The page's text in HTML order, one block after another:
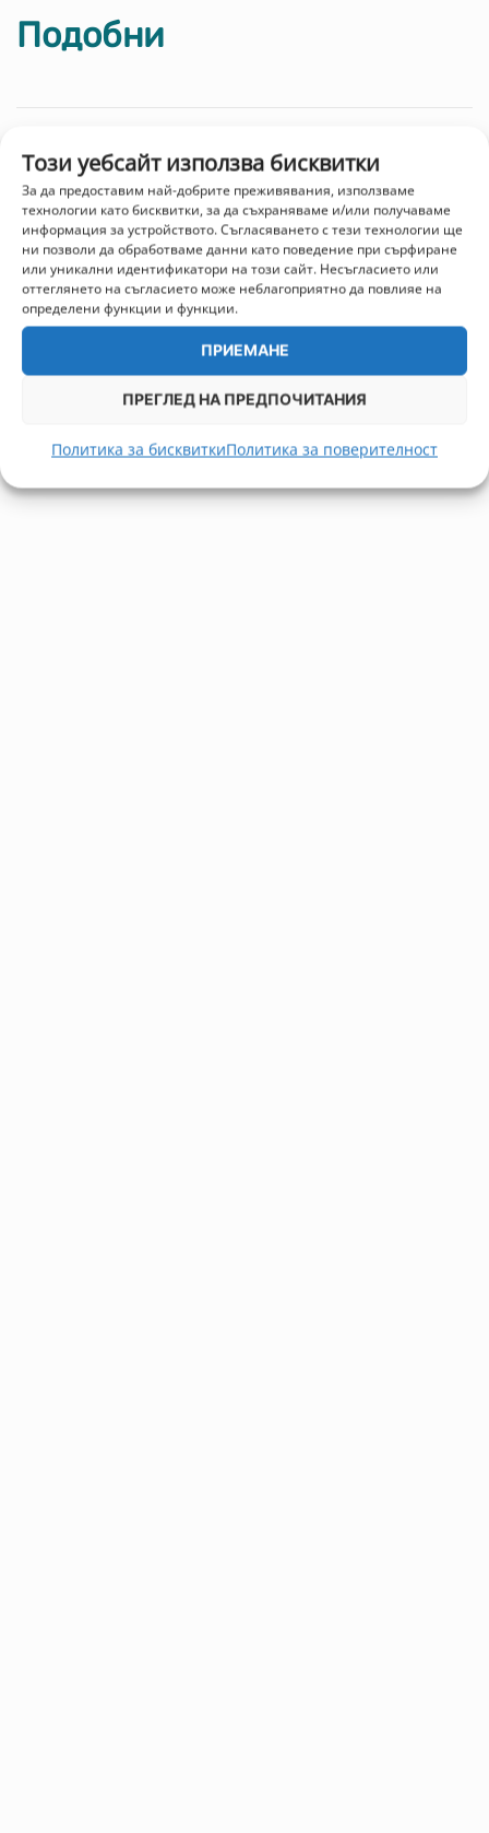
Този уебсайт използва бисквитки
За да предоставим най-добрите преживявания, използваме
технологии като бисквитки, за да съхраняваме и/или получаваме
информация за устройството. Съгласяването с тези технологии ще
ни позволи да обработваме данни като поведение при сърфиране
или уникални идентификатори на този сайт. Несъгласието или
оттеглянето на съгласието може неблагоприятно да повлияе на
определени функции и функции.
ПРИЕМАНЕ
ПРЕГЛЕД НА ПРЕДПОЧИТАНИЯ
Политика за бисквиткиПолитика за поверителност
Подобни